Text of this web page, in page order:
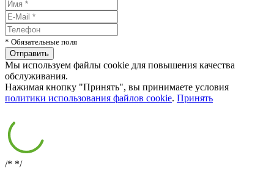
* Обязательные поля
Мы используем файлы cookie для повышения качества
обслуживания.
Нажимая кнопку "Принять", вы принимаете условия
политики использования файлов cookie. Принять
/* */